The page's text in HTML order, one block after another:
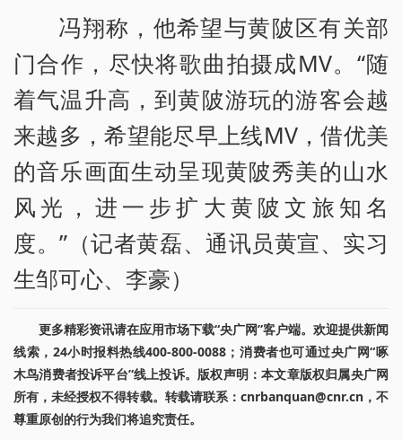
冯翔称，他希望与黄陂区有关部
门合作，尽快将歌曲拍摄成MV。“随
着气温升高，到黄陂游玩的游客会越
来越多，希望能尽早上线MV，借优美
的音乐画面生动呈现黄陂秀美的山水
风光，进一步扩大黄陂文旅知名
度。”（记者黄磊、通讯员黄宣、实习
生邹可心、李豪）
更多精彩资讯请在应用市场下载“央广网”客户端。欢迎提供新闻
线索，24小时报料热线400-800-0088；消费者也可通过央广网“啄
木鸟消费者投诉平台”线上投诉。版权声明：本文章版权归属央广网
所有，未经授权不得转载。转载请联系：cnrbanquan@cnr.cn，不
尊重原创的行为我们将追究责任。